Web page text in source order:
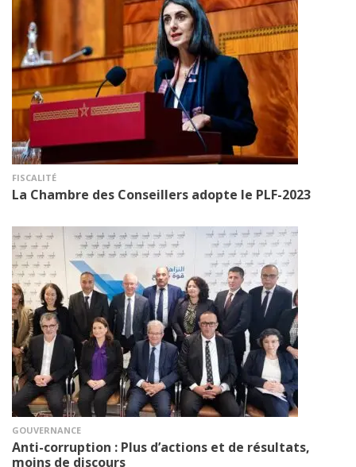
FISCALITÉ
La Chambre des Conseillers adopte le PLF-2023
GOUVERNANCE
Anti-corruption : Plus d’actions et de résultats,
moins de discours